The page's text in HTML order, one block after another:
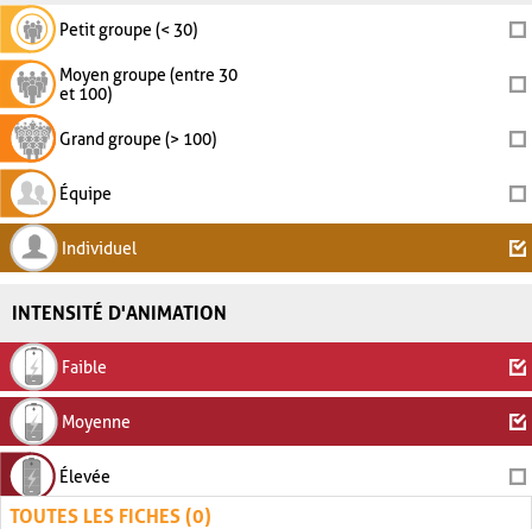
Petit groupe (< 30)
Moyen groupe (entre 30
et 100)
Grand groupe (> 100)
Équipe
Individuel
INTENSITÉ D'ANIMATION
Faible
Moyenne
Élevée
TOUTES LES FICHES (0)